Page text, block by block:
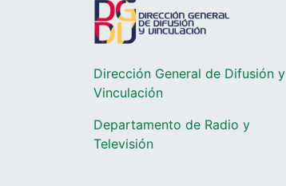
Dirección General de Difusión y
Vinculación
Departamento de Radio y
Televisión